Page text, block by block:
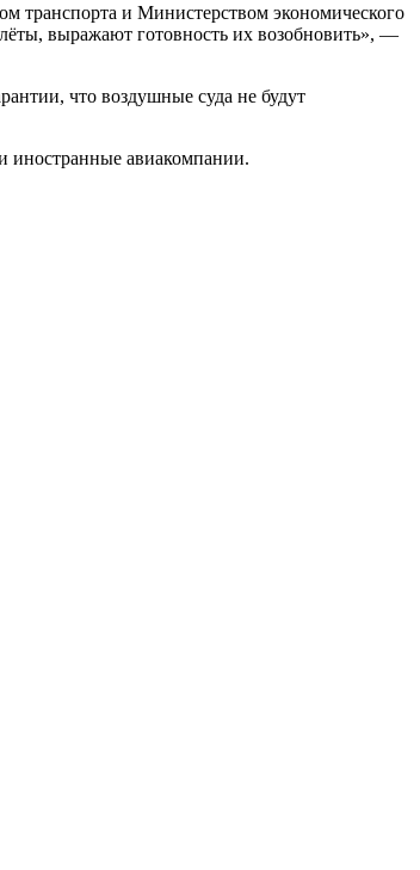
транспорта и Министерством экономического
выражают готовность их возобновить», —
что воздушные суда не будут
иностранные авиакомпании.